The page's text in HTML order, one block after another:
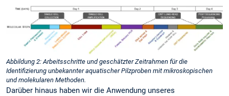
Abbildung 2: Arbeitsschritte und geschätzter Zeitrahmen für die
Identifizierung unbekannter aquatischer Pilzproben mit mikroskopischen
und molekularen Methoden.
Darüber hinaus haben wir die Anwendung unseres